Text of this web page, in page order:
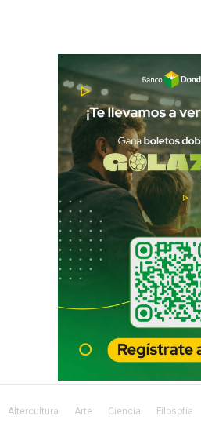
Altercultura Arte Ciencia Filosofía